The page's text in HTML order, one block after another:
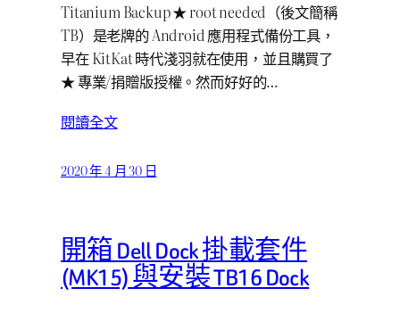
Titanium Backup ★ root needed（後文簡稱
TB）是老牌的 Android 應用程式備份工具，
早在 KitKat 時代淺羽就在使用，並且購買了
★ 專業/捐贈版授權。然而好好的…
閱讀全文
2020 年 4 月 30 日
開箱 Dell Dock 掛載套件
(MK15) 與安裝 TB16 Dock